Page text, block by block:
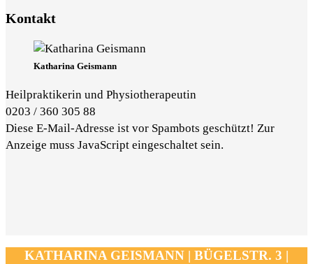
Kontakt
Katharina Geismann
Heilpraktikerin und Physiotherapeutin
0203 / 360 305 88
Diese E-Mail-Adresse ist vor Spambots geschützt! Zur
Anzeige muss JavaScript eingeschaltet sein.
KATHARINA GEISMANN | BÜGELSTR. 3 |